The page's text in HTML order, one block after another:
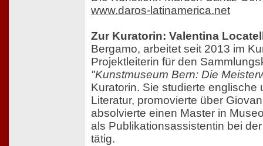
www.daros-latinamerica.net
Zur Kuratorin: Valentina
Bergamo, arbeitet seit 2013 im
Projektleiterin für den
"Kunstmuseum Bern: Die
Kuratorin. Sie studierte englische
Literatur, promovierte über
absolvierte einen Master in
als Publikationsassistentin bei
tätig.